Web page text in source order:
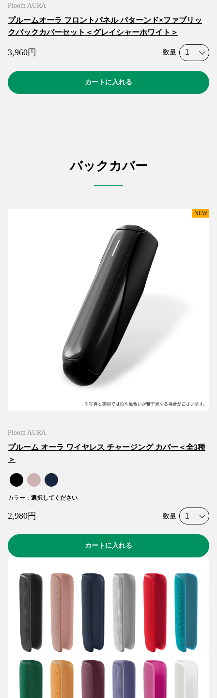
Ploom AURA
プルームオーラ フロントパネル パターンド×ファブリッ
クバックカバーセット＜グレイシャーホワイト＞
3,960円 数量
カートに入れる
バックカバー
NEW
Ploom AURA
プルーム オーラ ワイヤレス チャージング カバー＜全3種
＞
カラー ： 選択してください
2,980円 数量
カートに入れる